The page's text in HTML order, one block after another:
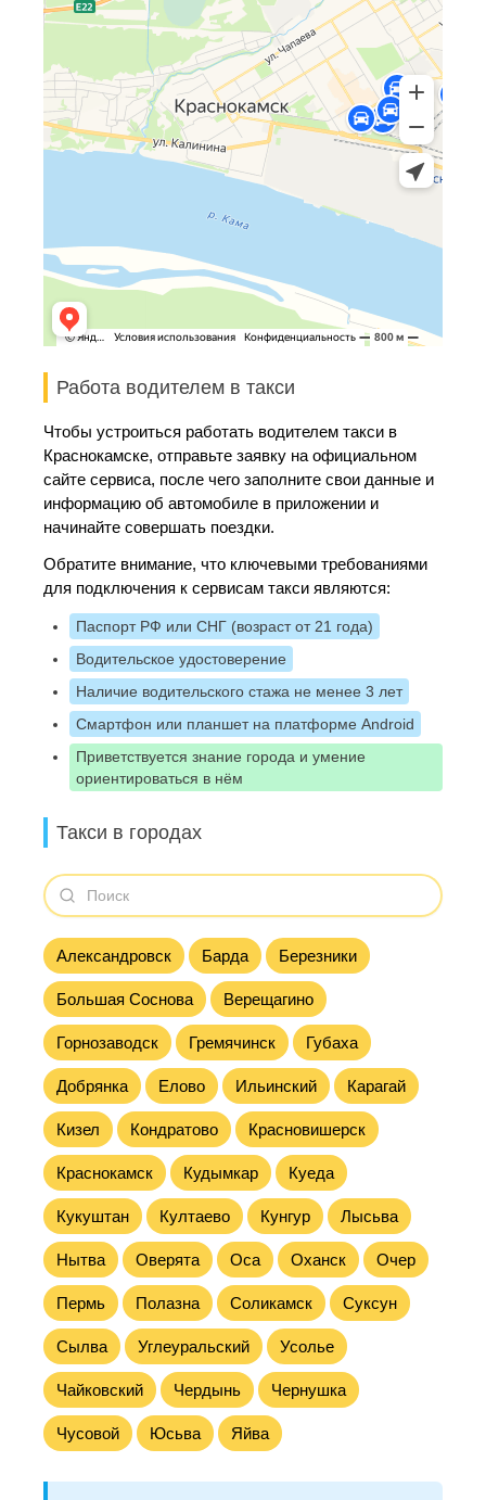
Работа водителем в такси
Чтобы устроиться работать водителем такси в
Краснокамске, отправьте заявку на официальном
сайте сервиса, после чего заполните свои данные и
информацию об автомобиле в приложении и
начинайте совершать поездки.
Обратите внимание, что ключевыми требованиями
для подключения к сервисам такси являются:
Паспорт РФ или СНГ (возраст от 21 года)
Водительское удостоверение
Наличие водительского стажа не менее 3 лет
Смартфон или планшет на платформе Android
Приветствуется знание города и умение
ориентироваться в нём
Такси в городах
Александровск Барда Березники
Большая Соснова Верещагино
Горнозаводск Гремячинск Губаха
Добрянка Елово Ильинский Карагай
Кизел Кондратово Красновишерск
Краснокамск Кудымкар Куеда
Кукуштан Култаево Кунгур Лысьва
Нытва Оверята Оса Оханск Очер
Пермь Полазна Соликамск Суксун
Сылва Углеуральский Усолье
Чайковский Чердынь Чернушка
Чусовой Юсьва Яйва